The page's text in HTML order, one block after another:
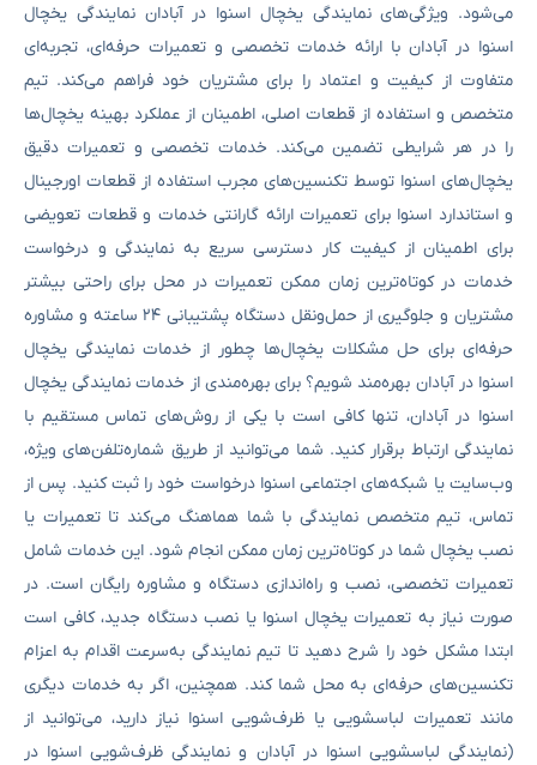
می‌شود. ویژگی‌های نمایندگی یخچال اسنوا در آبادان نمایندگی یخچال
اسنوا در آبادان با ارائه خدمات تخصصی و تعمیرات حرفه‌ای، تجربه‌ای
متفاوت از کیفیت و اعتماد را برای مشتریان خود فراهم می‌کند. تیم
متخصص و استفاده از قطعات اصلی، اطمینان از عملکرد بهینه یخچال‌ها
را در هر شرایطی تضمین می‌کند. خدمات تخصصی و تعمیرات دقیق
یخچال‌های اسنوا توسط تکنسین‌های مجرب استفاده از قطعات اورجینال
و استاندارد اسنوا برای تعمیرات ارائه گارانتی خدمات و قطعات تعویضی
برای اطمینان از کیفیت کار دسترسی سریع به نمایندگی و درخواست
خدمات در کوتاه‌ترین زمان ممکن تعمیرات در محل برای راحتی بیشتر
مشتریان و جلوگیری از حمل‌ونقل دستگاه پشتیبانی ۲۴ ساعته و مشاوره
حرفه‌ای برای حل مشکلات یخچال‌ها چطور از خدمات نمایندگی یخچال
اسنوا در آبادان بهره‌مند شویم؟ برای بهره‌مندی از خدمات نمایندگی یخچال
اسنوا در آبادان، تنها کافی است با یکی از روش‌های تماس مستقیم با
نمایندگی ارتباط برقرار کنید. شما می‌توانید از طریق شماره‌تلفن‌های ویژه،
وب‌سایت یا شبکه‌های اجتماعی اسنوا درخواست خود را ثبت کنید. پس از
تماس، تیم متخصص نمایندگی با شما هماهنگ می‌کند تا تعمیرات یا
نصب یخچال شما در کوتاه‌ترین زمان ممکن انجام شود. این خدمات شامل
تعمیرات تخصصی، نصب و راه‌اندازی دستگاه و مشاوره رایگان است. در
صورت نیاز به تعمیرات یخچال اسنوا یا نصب دستگاه جدید، کافی است
ابتدا مشکل خود را شرح دهید تا تیم نمایندگی به‌سرعت اقدام به اعزام
تکنسین‌های حرفه‌ای به محل شما کند. همچنین، اگر به خدمات دیگری
مانند تعمیرات لباسشویی یا ظرف‌شویی اسنوا نیاز دارید، می‌توانید از
(نمایندگی لباسشویی اسنوا در آبادان و نمایندگی ظرف‌شویی اسنوا در